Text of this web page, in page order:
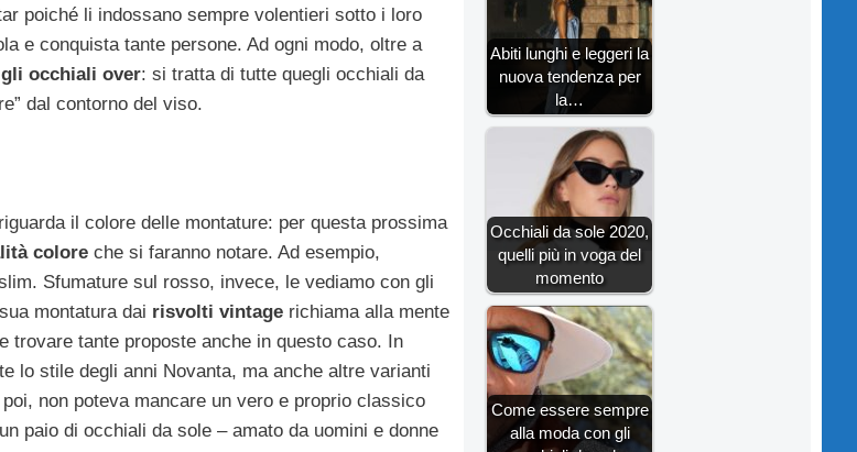
poiché li indossano sempre volentieri sotto i loro
e conquista tante persone. Ad ogni modo, oltre a
gli occhiali over: si tratta di tutte quegli occhiali da
dal contorno del viso.
il colore delle montature: per questa prossima
colore che si faranno notare. Ad esempio,
Sfumature sul rosso, invece, le vediamo con gli
montatura dai risvolti vintage richiama alla mente
trovare tante proposte anche in questo caso. In
lo stile degli anni Novanta, ma anche altre varianti
non poteva mancare un vero e proprio classico
paio di occhiali da sole – amato da uomini e donne
Abiti lunghi e leggeri la
nuova tendenza per
la…
Occhiali da sole 2020,
quelli più in voga del
momento
Come essere sempre
alla moda con gli